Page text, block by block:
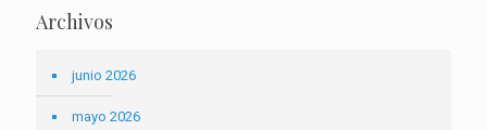
Archivos
junio 2026
mayo 2026